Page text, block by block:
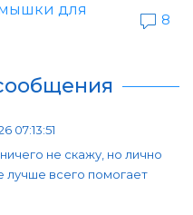
для
8
07:13:51
не скажу, но лично
лучше всего помогает